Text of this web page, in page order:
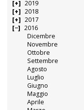
2019
2018
2017
2016
Dicembre
Novembre
Ottobre
Settembre
Agosto
Luglio
Giugno
Maggio
Aprile